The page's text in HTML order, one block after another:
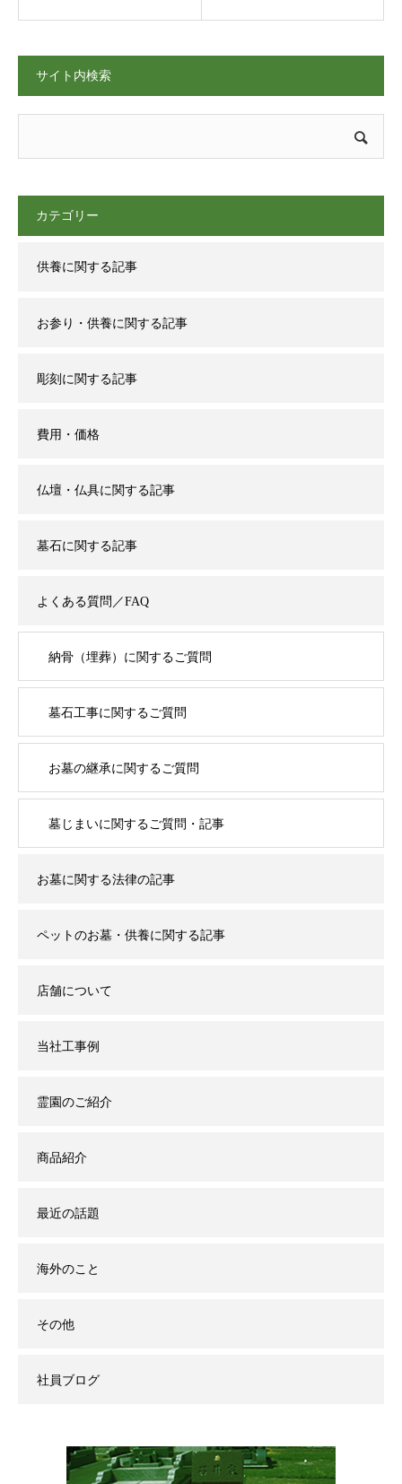
サイト内検索
カテゴリー
供養に関する記事
お参り・供養に関する記事
彫刻に関する記事
費用・価格
仏壇・仏具に関する記事
墓石に関する記事
よくある質問／FAQ
納骨（埋葬）に関するご質問
墓石工事に関するご質問
お墓の継承に関するご質問
墓じまいに関するご質問・記事
お墓に関する法律の記事
ペットのお墓・供養に関する記事
店舗について
当社工事例
霊園のご紹介
商品紹介
最近の話題
海外のこと
その他
社員ブログ